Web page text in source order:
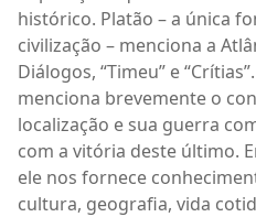
histórico. Platão – a única
civilização – menciona a
Diálogos, “Timeu” e
menciona brevemente o
localização e sua guerra
com a vitória deste último.
ele nos fornece
cultura, geografia, vida